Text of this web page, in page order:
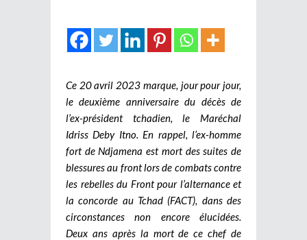
Ce 20 avril 2023 marque, jour pour jour,
le deuxième anniversaire du décès de
l’ex-président tchadien, le Maréchal
Idriss Deby Itno. En rappel, l’ex-homme
fort de Ndjamena est mort des suites de
blessures au front lors de combats contre
les rebelles du Front pour l’alternance et
la concorde au Tchad (FACT), dans des
circonstances non encore élucidées.
Deux ans après la mort de ce chef de